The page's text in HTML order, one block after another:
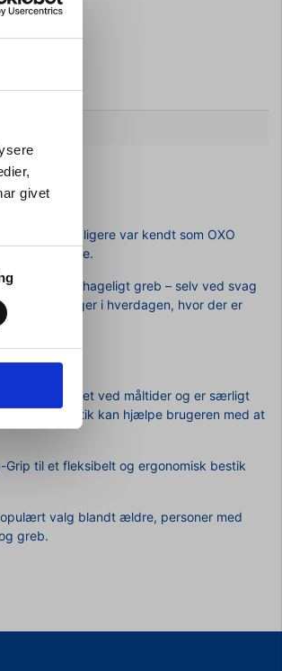
givet
som tidligere var kendt som OXO
det samme.
stabilt og behageligt greb – selv ved svag
udfordringer i hverdagen, hvor der er
ekstra stabilitet ved måltider og er særligt
vægtede bestik kan hjælpe brugeren med at
til et fleksibelt og ergonomisk bestik
valg blandt ældre, personer med
greb.